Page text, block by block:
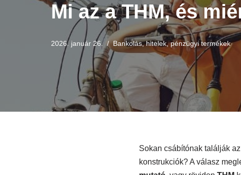
Mi az a THM, és
2026. január 26. Bankolás, hitelek, pénzügyi termékek
Sokan csábítónak találják
konstrukciók? A válasz